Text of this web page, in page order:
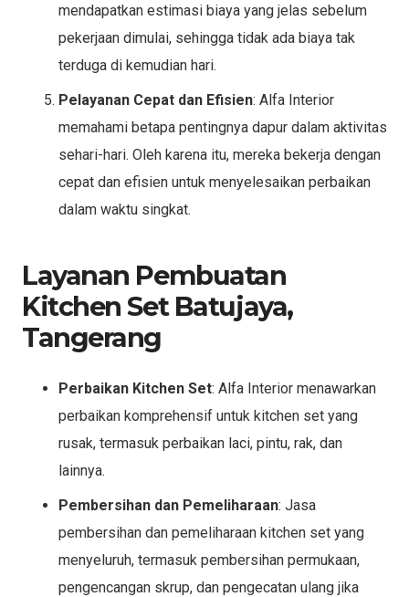
mendapatkan estimasi biaya yang jelas sebelum
pekerjaan dimulai, sehingga tidak ada biaya tak
terduga di kemudian hari.
Pelayanan Cepat dan Efisien: Alfa Interior
memahami betapa pentingnya dapur dalam aktivitas
sehari-hari. Oleh karena itu, mereka bekerja dengan
cepat dan efisien untuk menyelesaikan perbaikan
dalam waktu singkat.
Layanan Pembuatan
Kitchen Set Batujaya,
Tangerang
Perbaikan Kitchen Set: Alfa Interior menawarkan
perbaikan komprehensif untuk kitchen set yang
rusak, termasuk perbaikan laci, pintu, rak, dan
lainnya.
Pembersihan dan Pemeliharaan: Jasa
pembersihan dan pemeliharaan kitchen set yang
menyeluruh, termasuk pembersihan permukaan,
pengencangan skrup, dan pengecatan ulang jika